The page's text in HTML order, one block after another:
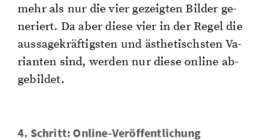
mehr als nur die vier ge­zeig­ten Bil­der ge­
ne­riert. Da aber diese vier in der Regel die
aus­sa­ge­kräf­tigs­ten und äs­the­tischs­ten Va­
ri­an­ten sind, wer­den nur diese on­line ab­
ge­bil­det.
4. Schritt: On­line-Ver­öf­fent­li­chung